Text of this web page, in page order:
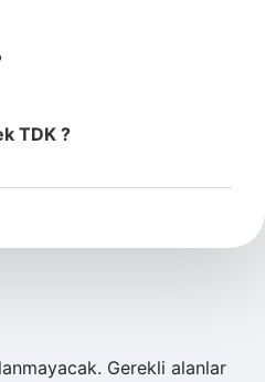
TDK ?
Gerekli alanlar